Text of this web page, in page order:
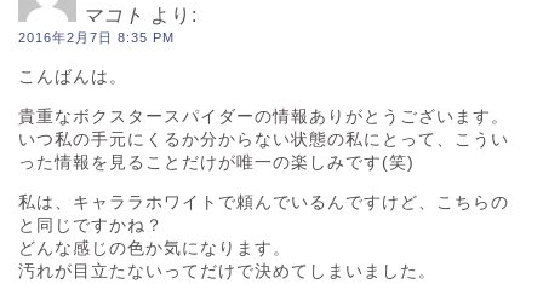
マコト より:
2016年2月7日 8:35 PM
こんばんは。
貴重なボクスタースパイダーの情報ありがとうございます。
いつ私の手元にくるか分からない状態の私にとって、こうい
った情報を見ることだけが唯一の楽しみです(笑)
私は、キャララホワイトで頼んでいるんですけど、こちらの
と同じですかね？
どんな感じの色か気になります。
汚れが目立たないってだけで決めてしまいました。